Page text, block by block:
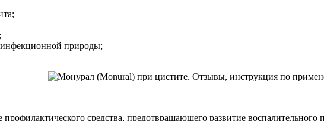
природы;
средства, предотвращающего развитие